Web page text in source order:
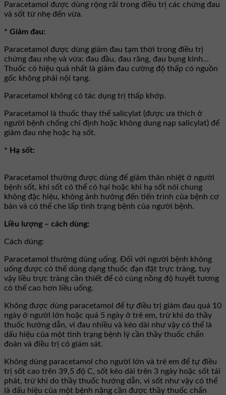
Paracetamol được dùng rộng rãi trong điều trị các chứng đau
và sốt từ nhẹ đến vừa.
* Giảm đau:
Paracetamol được dùng giảm đau tạm thời trong điều trị
chứng đau nhẹ và vừa: đau đầu, đau răng, đau bụng kinh…
Thuốc có hiệu quả nhất là giảm đau cường độ thấp có nguồn
gốc không phải nội tạng.
Paracetamol không có tác dụng trị thấp khớp.
Paracetamol là thuốc thay thế salicylat (được ưa thích ở
người bệnh chống chỉ định hoặc không dung nạp salicylat) để
giảm đau nhẹ hoặc hạ sốt.
* Hạ sốt:
Paracetamol thường được dùng để giảm thân nhiệt ở người
bệnh sốt, khi sốt có thể có hại hoặc khi hạ sốt nói chung
không đặc hiệu, không ảnh hưởng đến tiến trình của bệnh cơ
bản và có thể che lấp tình trạng bệnh của người bệnh.
Liều lượng – cách dùng:
Cách dùng:
Paracetamol thường dùng uống. Đối với người bệnh không
uống được có thể dùng dạng thuốc đạn đặt trực tràng, tuy
vậy liều trực tràng cần thiết để có cùng nồng độ huyết tương
có thể cao hơn liều uống.
Không được dùng paracetamol để tự điều trị giảm đau quá 10
ngày ở người lớn hoặc quá 5 ngày ở trẻ em, trừ khi do thầy
thuốc hướng dẫn, vì đau nhiều và kéo dài như vậy có thể là
dấu hiệu của một tình trạng bệnh lý cần thầy thuốc chẩn
đoán và điều trị có giám sát.
Không dùng paracetamol cho người lớn và trẻ em để tự điều
trị sốt cao trên 39,5 độ C, sốt kéo dài trên 3 ngày hoặc sốt tái
phát, trừ khi do thầy thuốc hướng dẫn, vì sốt như vậy có thể
là dấu hiệu của một bệnh nặng cần được thầy thuốc chẩn